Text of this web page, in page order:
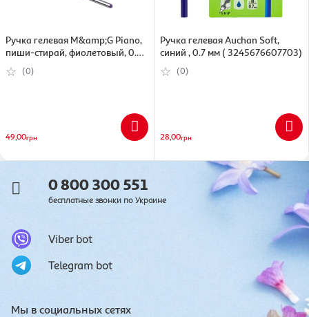
Ручка гелевая M&amp;G Piano,
пиши-стирай, фиолетовый, 0.7
мм (6933631511918)
(0)
49,00грн
Ручка гелевая Auchan Soft,
синий , 0.7 мм ( 3245676607703)
(0)
28,00грн
0 800 300 551
бесплатные звонки по Украине
Viber bot
Telegram bot
Мы в социальных сетях